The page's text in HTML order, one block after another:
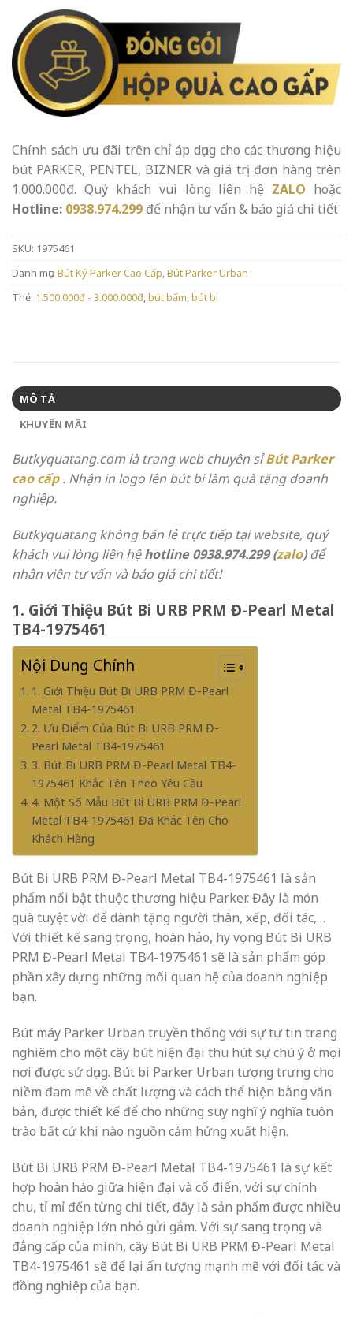
Chính sách ưu đãi trên chỉ áp dụng cho các thương hiệu
bút PARKER, PENTEL, BIZNER và giá trị đơn hàng trên
1.000.000đ. Quý khách vui lòng liên hệ ZALO hoặc
Hotline: 0938.974.299 để nhận tư vấn & báo giá chi tiết
SKU: 1975461
Danh mục: Bút Ký Parker Cao Cấp Bút Parker Urban
Thẻ: 1.500.000đ - 3.000.000đ bút bấm bút bi
MÔ TẢ
KHUYẾN MÃI
Butkyquatang.com là trang web chuyên sỉ Bút Parker
cao cấp. Nhận in logo lên bút bi làm quà tặng doanh
nghiệp.
Butkyquatang không bán lẻ trực tiếp tại website, quý
khách vui lòng liên hệhotline 0938.974.299 (zalo)để
nhân viên tư vấn và báo giá chi tiết!
1. Giới Thiệu Bút Bi URB PRM Đ-Pearl Metal
TB4-1975461
Nội Dung Chính
1. Giới Thiệu Bút Bi URB PRM Đ-Pearl
Metal TB4-1975461
2. Ưu Điểm Của Bút Bi URB PRM Đ-
Pearl Metal TB4-1975461
3. Bút Bi URB PRM Đ-Pearl Metal TB4-
1975461 Khắc Tên Theo Yêu Cầu
4. Một Số Mẫu Bút Bi URB PRM Đ-Pearl
Metal TB4-1975461 Đã Khắc Tên Cho
Khách Hàng
Bút Bi URB PRM Đ-Pearl Metal TB4-1975461 là sản
phẩm nổi bật thuộc thương hiệu Parker. Đây là món
quà tuyệt vời để dành tặng người thân, xếp, đối tác,…
Với thiết kế sang trọng, hoàn hảo, hy vọng Bút Bi URB
PRM Đ-Pearl Metal TB4-1975461 sẽ là sản phẩm góp
phần xây dựng những mối quan hệ của doanh nghiệp
bạn.
Bút máy Parker Urban truyền thống với sự tự tin trang
nghiêm cho một cây bút hiện đại thu hút sự chú ý ở mọi
nơi được sử dụng. Bút bi Parker Urban tượng trưng cho
niềm đam mê về chất lượng và cách thể hiện bằng văn
bản, được thiết kế để cho những suy nghĩ ý nghĩa tuôn
trào bất cứ khi nào nguồn cảm hứng xuất hiện.
Bút Bi URB PRM Đ-Pearl Metal TB4-1975461 là sự kết
hợp hoàn hảo giữa hiện đại và cổ điển, với sự chỉnh
chu, tỉ mỉ đến từng chi tiết, đây là sản phẩm được nhiều
doanh nghiệp lớn nhỏ gửi gắm. Với sự sang trọng và
đẳng cấp của mình, cây Bút Bi URB PRM Đ-Pearl Metal
TB4-1975461 sẽ để lại ấn tượng mạnh mẽ với đối tác và
đồng nghiệp của bạn.